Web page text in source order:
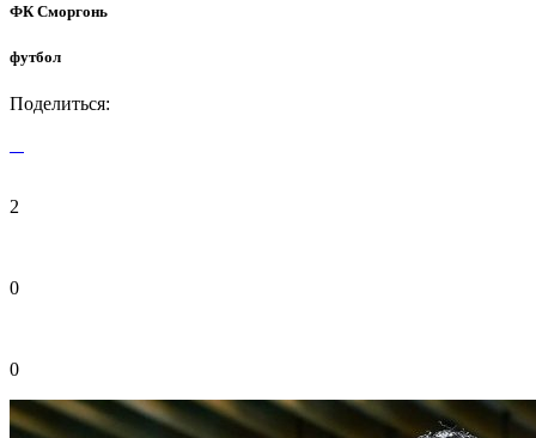
ФК Сморгонь
футбол
Поделиться:
2
0
0